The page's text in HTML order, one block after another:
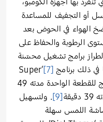
أو التجفيف للمساعدة
ضخ الهواء في الحوض بعد
الرطوبة والحفاظ على
برامج تشغيل محسّنة
ذلك برنامج [7]
‘Super
Speed’ مدته 79 دقيقة، وبرنامج للقطعة الواحدة مدته 49
[9]
. ولتسهيل
شاشة اللمس سهلة